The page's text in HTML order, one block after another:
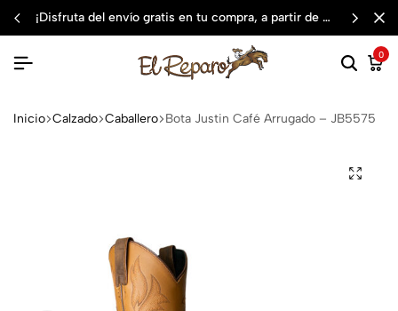
¡disfruta del envío gratis en tu compra, a partir de $3,000 mxn
0
Inicio Calzado Caballero Bota Justin Café Arrugado – JB5575